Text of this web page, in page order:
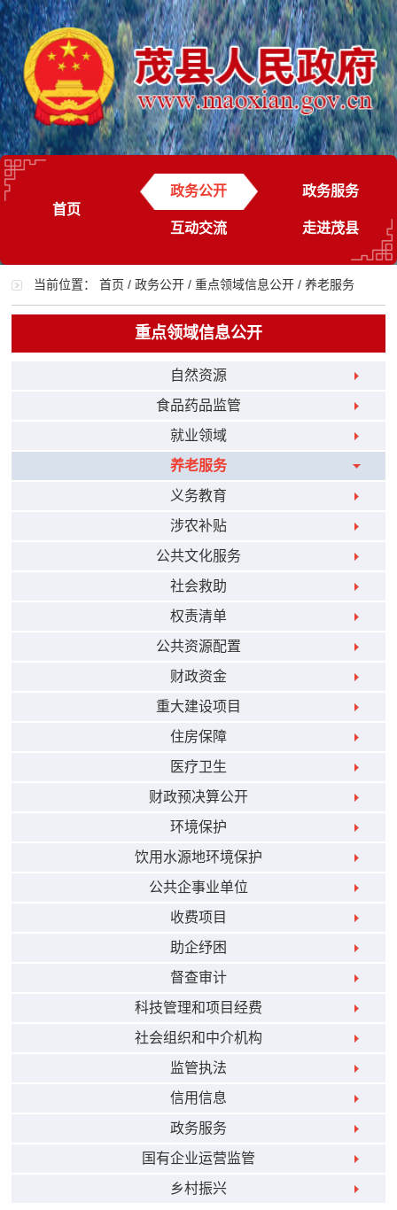
首页
政务公开 政务服务
互动交流 走进茂县
当前位置：首页 /政务公开 /重点领域信息公开 /养老服务
重点领域信息公开
自然资源
食品药品监管
就业领域
养老服务
义务教育
涉农补贴
公共文化服务
社会救助
权责清单
公共资源配置
财政资金
重大建设项目
住房保障
医疗卫生
财政预决算公开
环境保护
饮用水源地环境保护
公共企事业单位
收费项目
助企纾困
督查审计
科技管理和项目经费
社会组织和中介机构
监管执法
信用信息
政务服务
国有企业运营监管
乡村振兴